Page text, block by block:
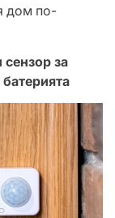
дом по-
сензор за